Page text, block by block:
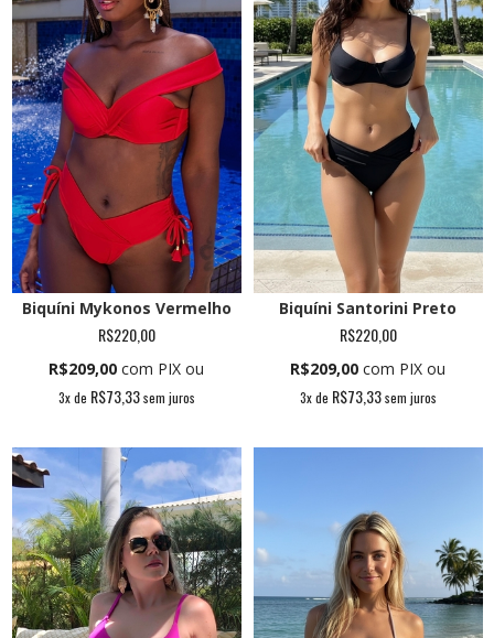
Biquíni Mykonos Vermelho
R$220,00
R$209,00 com PIX ou
3x de R$73,33sem juros
Biquíni Santorini Preto
R$220,00
R$209,00 com PIX ou
3x de R$73,33sem juros